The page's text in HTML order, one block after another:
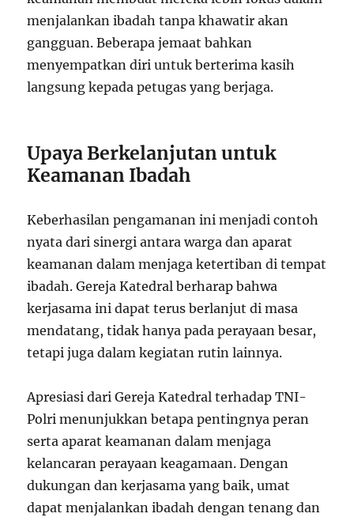
menjalankan ibadah tanpa khawatir akan
gangguan. Beberapa jemaat bahkan
menyempatkan diri untuk berterima kasih
langsung kepada petugas yang berjaga.
Upaya Berkelanjutan untuk
Keamanan Ibadah
Keberhasilan pengamanan ini menjadi contoh
nyata dari sinergi antara warga dan aparat
keamanan dalam menjaga ketertiban di tempat
ibadah. Gereja Katedral berharap bahwa
kerjasama ini dapat terus berlanjut di masa
mendatang, tidak hanya pada perayaan besar,
tetapi juga dalam kegiatan rutin lainnya.
Apresiasi dari Gereja Katedral terhadap TNI-
Polri menunjukkan betapa pentingnya peran
serta aparat keamanan dalam menjaga
kelancaran perayaan keagamaan. Dengan
dukungan dan kerjasama yang baik, umat
dapat menjalankan ibadah dengan tenang dan